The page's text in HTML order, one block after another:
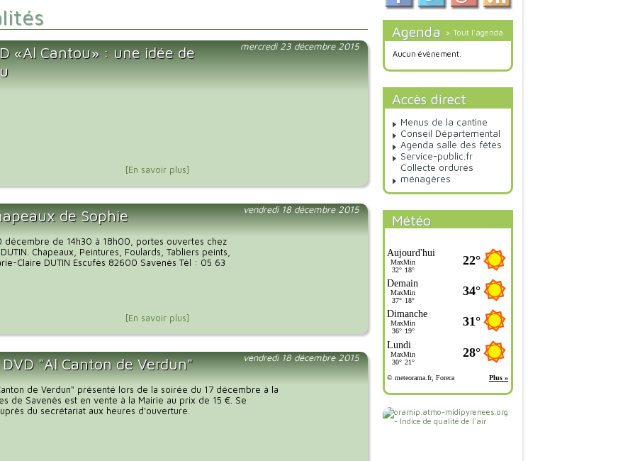
mercredi 23 décembre 2015
«Al Cantou» : une idée de
[En savoir plus]
vendredi 18 décembre 2015
de Sophie
décembre de 14h30 à 18h00, portes ouvertes chez
Chapeaux, Peintures, Foulards, Tabliers peints,
Claire DUTIN Escufès 82600 Savenès Tél : 05 63
[En savoir plus]
vendredi 18 décembre 2015
"Al Canton de Verdun"
de Verdun" présenté lors de la soirée du 17 décembre à la
de Savenès est en vente à la Mairie au prix de 15 €. Se
du secrétariat aux heures d'ouverture.
Agenda > Tout l'agenda
Aucun évènement.
Accès direct
Menus de la cantine
Conseil Départemental
Agenda salle des fêtes
Service-public.fr
Collecte ordures
ménagères
Météo